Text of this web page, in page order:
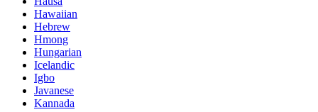
Hawaiian
Hebrew
Hmong
Hungarian
Icelandic
Igbo
Javanese
Kannada